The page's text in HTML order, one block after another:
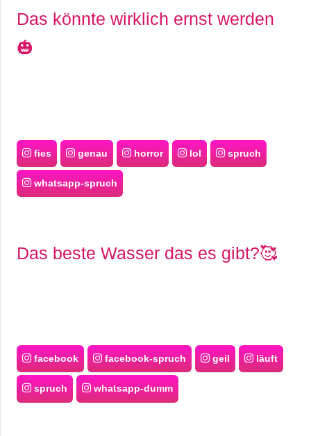
Das könnte wirklich ernst werden
🎃
fies genau horror lol spruch
whatsapp-spruch
Das beste Wasser das es gibt?🥰
facebook facebook-spruch geil läuft
spruch whatsapp-dumm